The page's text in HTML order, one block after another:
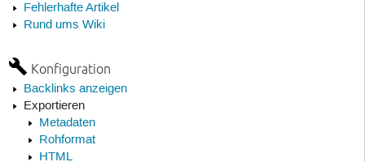
Fehlerhafte Artikel
Rund ums Wiki
Konfiguration
Backlinks anzeigen
Exportieren
Metadaten
Rohformat
HTML